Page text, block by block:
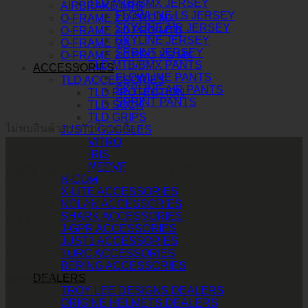
AIRBRAKE MTB
O-FRAME 2.0 PRO MX
O-FRAME 2.0 PRO MTB
O-FRAME MX
O-FRAME 2.0 PRO XS MX
ACCESSORIES
TLD ACCESSORIES
TLD PROTECTION
TLD SOCK
TLD GRIPS
JUST1 GOGGLES
VITRO
IRIS
NERVE
N-COM
X-LITE ACCESSORIES
NOLAN ACCESSORIES
SHARK ACCESSORIES
J-GPR ACCESSORIES
JUST1 ACCESSORIES
TORC ACCESSORIES
BERING ACCESSORIES
DEALERS
TROY LEE DESIGNS DEALERS
ORIGINE HELMETS DEALERS
TLD MTB/BMX JERSEY
FLOWLINE LS JERSEY
SKYLINE AIR JERSEY
SKYLINE JERSEY
SPRINT JERSEY
TLD MTB/BMX PANTS
FLOWLINE PANTS
SKYLINE AIR PANTS
SPRINT PANTS
ไม่พบสินค้าตรงกับที่คุณเลือก
บริษัท ทูพาวเวอร์ (ไทยแลนด์) จำกัด
เลขที่ 146/3 ซอยศูนย์วิจัย 14 แขวงบางกะปิ
เขตห้วยขวาง กรุงเทพมหานคร 10310
CALL CONTACT
083-609-7424